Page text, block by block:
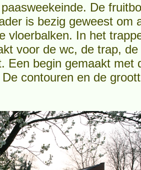
De
is bezig geweest om
vloerbalken. In het
voor de wc, de trap,
Een begin gemaakt met
contouren en de